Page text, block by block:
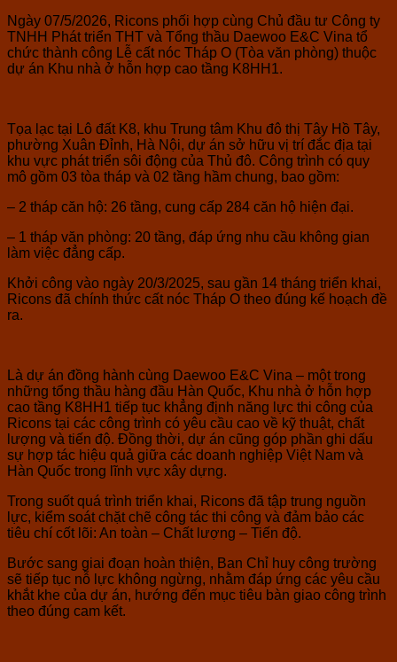
Ngày 07/5/2026, Ricons phối hợp cùng Chủ đầu tư Công ty
TNHH Phát triển THT và Tổng thầu Daewoo E&C Vina tổ
chức thành công Lễ cất nóc Tháp O (Tòa văn phòng) thuộc
dự án Khu nhà ở hỗn hợp cao tầng K8HH1.
Tọa lạc tại Lô đất K8, khu Trung tâm Khu đô thị Tây Hồ Tây,
phường Xuân Đỉnh, Hà Nội, dự án sở hữu vị trí đắc địa tại
khu vực phát triển sôi động của Thủ đô. Công trình có quy
mô gồm 03 tòa tháp và 02 tầng hầm chung, bao gồm:
– 2 tháp căn hộ: 26 tầng, cung cấp 284 căn hộ hiện đại.
– 1 tháp văn phòng: 20 tầng, đáp ứng nhu cầu không gian
làm việc đẳng cấp.
Khởi công vào ngày 20/3/2025, sau gần 14 tháng triển khai,
Ricons đã chính thức cất nóc Tháp O theo đúng kế hoạch đề
ra.
Là dự án đồng hành cùng Daewoo E&C Vina – một trong
những tổng thầu hàng đầu Hàn Quốc, Khu nhà ở hỗn hợp
cao tầng K8HH1 tiếp tục khẳng định năng lực thi công của
Ricons tại các công trình có yêu cầu cao về kỹ thuật, chất
lượng và tiến độ. Đồng thời, dự án cũng góp phần ghi dấu
sự hợp tác hiệu quả giữa các doanh nghiệp Việt Nam và
Hàn Quốc trong lĩnh vực xây dựng.
Trong suốt quá trình triển khai, Ricons đã tập trung nguồn
lực, kiểm soát chặt chẽ công tác thi công và đảm bảo các
tiêu chí cốt lõi: An toàn – Chất lượng – Tiến độ.
Bước sang giai đoạn hoàn thiện, Ban Chỉ huy công trường
sẽ tiếp tục nỗ lực không ngừng, nhằm đáp ứng các yêu cầu
khắt khe của dự án, hướng đến mục tiêu bàn giao công trình
theo đúng cam kết.